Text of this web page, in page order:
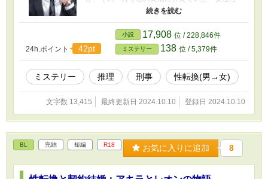
しさ」にも徐々に目覚め始める。 尚樹は自分が
刑事として生きる一方、女性としての感情が
徐々に表に出てくることに戸惑う。身体的な変
化はないものの、仕草や感情、自己認識が次第
に変わっていき、男性としてのアイデンティテ
ィに疑問を抱くようになる。そして、自分の新
しい側面を受け入れるべきか、それともこれま
での「自分」でい続けるべきかという葛藤に苦
しむ。 この物語は、性別のアイデンティティと
知能の進化をテーマに描かれた心理サスペンス
心は「男性」と「女性」の間で揺れ動く。刑事
としての鋭い観察眼と推理力を持ちながらも、
24h.ポイント 42pt
小説 17,908 位 / 228,846件
ミステリー 138 位 / 5,379件
ミステリー 推理 刑事 性転換(男→女)
文字数 13,415 最終更新日 2024.10.10 登録日 2024.10.10
BL 完結 短編 R18 お気に入りに追加 8